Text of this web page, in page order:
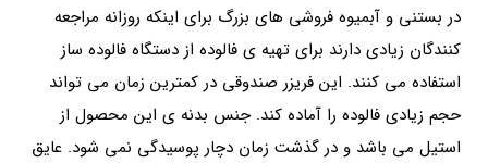
در بستنی و آبمیوه فروشی های بزرگ برای اینکه روزانه مراجعه
کنندگان زیادی دارند برای تهیه ی فالوده از دستگاه فالوده ساز
استفاده می کنند. این فریزر صندوقی در کمترین زمان می تواند
حجم زیادی فالوده را آماده کند. جنس بدنه ی این محصول از
استیل می باشد و در گذشت زمان دچار پوسیدگی نمی شود. عایق